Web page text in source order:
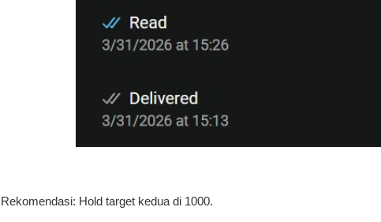
Rekomendasi: Hold target kedua di 1000.